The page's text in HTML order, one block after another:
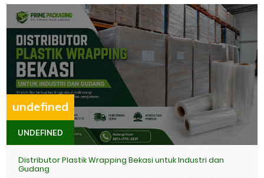
undefined
UNDEFINED
Distributor Plastik Wrapping Bekasi untuk Industri dan
Gudang